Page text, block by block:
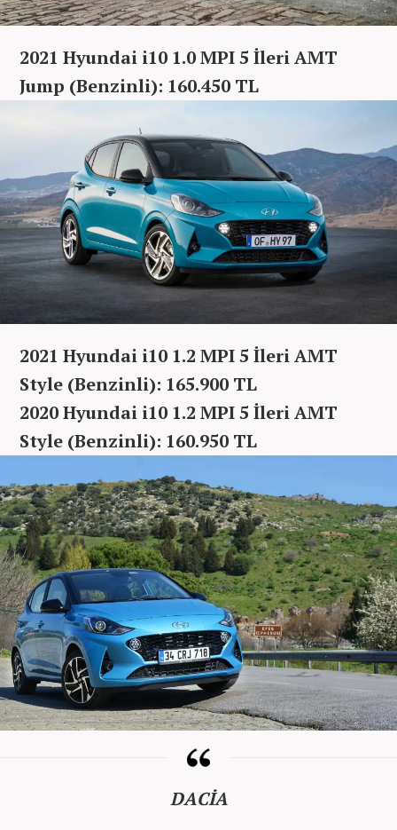
2021 Hyundai i10 1.0 MPI 5 İleri AMT
Jump (Benzinli): 160.450 TL
2021 Hyundai i10 1.2 MPI 5 İleri AMT
Style (Benzinli): 165.900 TL
2020 Hyundai i10 1.2 MPI 5 İleri AMT
Style (Benzinli): 160.950 TL
DACİA